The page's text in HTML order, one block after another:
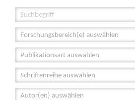
Forschungsbereich(e) auswählen
Publikationsart auswählen
Schriftenreihe auswählen
Autor(en) auswählen